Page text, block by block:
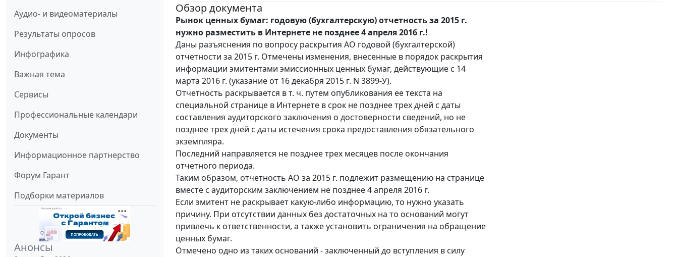
Аудио- и видеоматериалы
Результаты опросов
Инфографика
Важная тема
Сервисы
Профессиональные календари
Документы
Информационное партнерство
Форум Гарант
Подборки материалов
Анонсы
Обзор документа
Рынок ценных бумаг: годовую (бухгалтерскую) отчетность за 2015 г.
нужно разместить в Интернете не позднее 4 апреля 2016 г.!
Даны разъяснения по вопросу раскрытия АО годовой (бухгалтерской)
отчетности за 2015 г. Отмечены изменения, внесенные в порядок раскрытия
информации эмитентами эмиссионных ценных бумаг, действующие с 14
марта 2016 г. (указание от 16 декабря 2015 г. N 3899-У).
Отчетность раскрывается в т. ч. путем опубликования ее текста на
специальной странице в Интернете в срок не позднее трех дней с даты
составления аудиторского заключения о достоверности сведений, но не
позднее трех дней с даты истечения срока предоставления обязательного
экземпляра.
Последний направляется не позднее трех месяцев после окончания
отчетного периода.
Таким образом, отчетность АО за 2015 г. подлежит размещению на странице
вместе с аудиторским заключением не позднее 4 апреля 2016 г.
Если эмитент не раскрывает какую-либо информацию, то нужно указать
причину. При отсутствии данных без достаточных на то оснований могут
привлечь к ответственности, а также установить ограничения на обращение
ценных бумаг.
Отмечено одно из таких оснований - заключенный до вступления в силу